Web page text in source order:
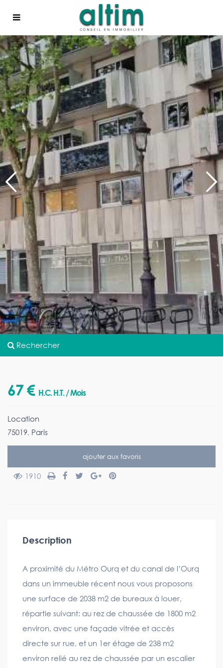
Rechercher
67 € H.C. H.T. / Mois
Location
75019, Paris
ajouter aux favoris
1910
Description
A proximité du Métro Ourq et du canal de l’Ourq
dans un immeuble récent nous vous proposons
une surface de 2038 m2 de bureaux à louer,
répartie suivant: au rez de chaussée de 1800 m2
environ, avec une façade vitrée et accès
directe sur rue, et un 1er étage de 238 m2
environ relié au rez de chaussée par un escalier